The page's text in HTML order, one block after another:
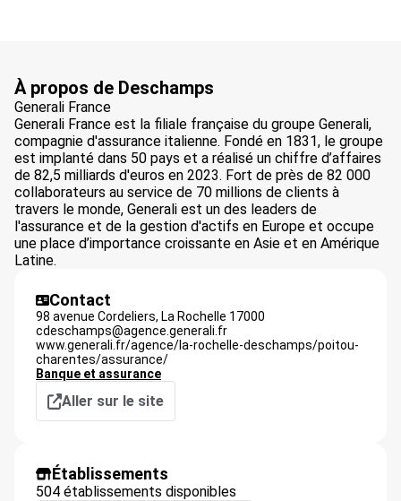
À propos de Deschamps
Generali France
Generali France est la filiale française du groupe Generali,
compagnie d'assurance italienne. Fondé en 1831, le groupe
est implanté dans 50 pays et a réalisé un chiffre d’affaires
de 82,5 milliards d'euros en 2023. Fort de près de 82 000
collaborateurs au service de 70 millions de clients à
travers le monde, Generali est un des leaders de
l'assurance et de la gestion d'actifs en Europe et occupe
une place d’importance croissante en Asie et en Amérique
Latine.
Contact
98 avenue Cordeliers, La Rochelle 17000
cdeschamps@agence.generali.fr
www.generali.fr/agence/la-rochelle-deschamps/poitou-
charentes/assurance/
Banque et assurance
Aller sur le site
Établissements
504 établissements disponibles